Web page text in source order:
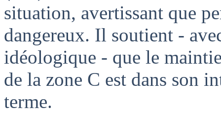
situation, avertissant que
dangereux. Il soutient -
idéologique - que le
de la zone C est dans son
terme.